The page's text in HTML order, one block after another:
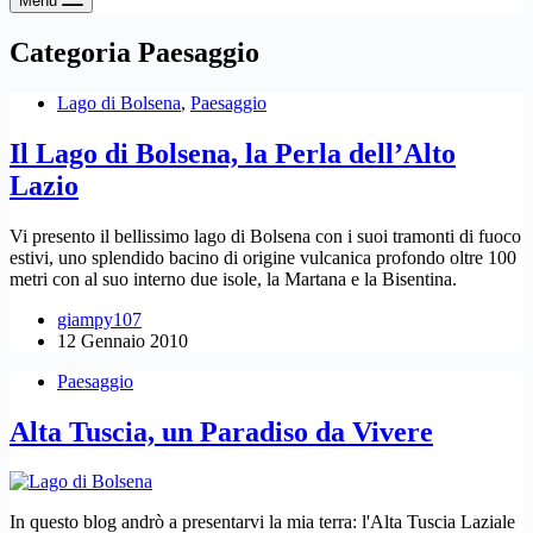
Categoria Paesaggio
Lago di Bolsena, Paesaggio
Il Lago di Bolsena, la Perla dell’Alto
Lazio
Vi presento il bellissimo lago di Bolsena con i suoi tramonti di fuoco
estivi, uno splendido bacino di origine vulcanica profondo oltre 100
metri con al suo interno due isole, la Martana e la Bisentina.
giampy107
12 Gennaio 2010
Paesaggio
Alta Tuscia, un Paradiso da Vivere
In questo blog andrò a presentarvi la mia terra: l'Alta Tuscia Laziale